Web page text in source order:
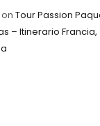
on Tour Passion
– Itinerario Francia,